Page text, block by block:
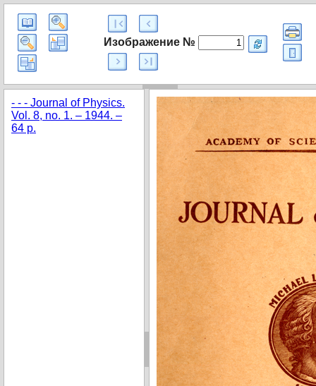
Изображение №
- - - Journal of Physics.
Vol. 8, no. 1. – 1944. –
64 p.